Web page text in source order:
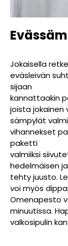
Jokaisella
eväsleivän
sijaan
kannattaakin
joista jokainen
sämpylät
vihannekset
paketti
valmiiksi
hedelmäisen
tehty juusto.
voi myös
Omenapesto
minuutissa.
valkosipulin